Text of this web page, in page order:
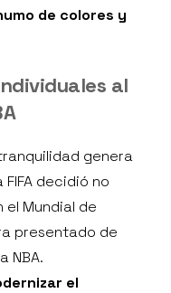
de colores y
al
genera
decidió no
Mundial de
presentado de
NBA.
el